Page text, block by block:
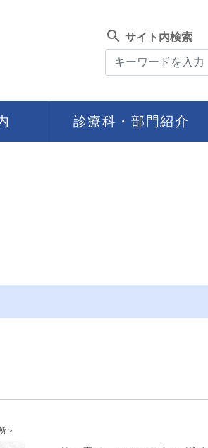
search サイト内検索
診療科・部門紹介
＞